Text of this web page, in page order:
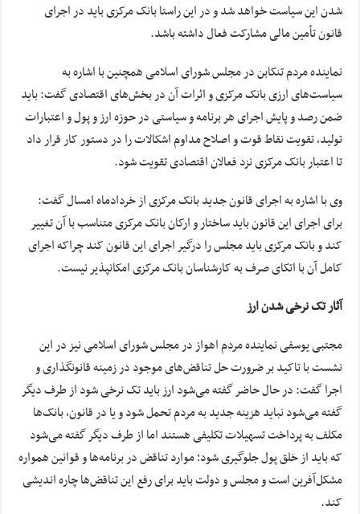
شدن این سیاست خواهد شد و در این راستا بانک مرکزی باید در اجرای
قانون تأمین مالی مشارکت فعال داشته باشد.
نماینده مردم تنکابن در مجلس شورای اسلامی همچنین با اشاره به
سیاست‌های ارزی بانک مرکزی و اثرات آن در بخش‌های اقتصادی گفت: باید
ضمن رصد و پایش اجرای هر برنامه و سیاستی در حوزه ارز و پول و اعتبارات
تولید، تقویت نقاط قوت و اصلاح مداوم اشکالات را در دستور کار قرار داد
تا اعتبار بانک مرکزی نزد فعالان اقتصادی تقویت شود.
وی با اشاره به اجرای قانون جدید بانک مرکزی از خردادماه امسال گفت:
برای اجرای این قانون باید ساختار و ارکان بانک مرکزی متناسب با آن تغییر
کند و بانک مرکزی باید مجلس را درگیر اجرای این قانون کند چراکه اجرای
کامل آن با اتکای صرف به کارشناسان بانک مرکزی امکانپذیر نیست.
آثار تک نرخی شدن ارز
مجتبی یوسفی نماینده مردم اهواز در مجلس شورای اسلامی نیز در این
نشست با تاکید بر ضرورت حل تناقض‌های موجود در زمینه قانونگذاری و
اجرا گفت: در حال حاضر گفته می‌شود ارز باید تک نرخی شود از طرف دیگر
گفته می‌شود نباید هزینه جدید به مردم تحمل شود و یا در قانون، بانک‌ها
مکلف به پرداخت تسهیلات تکلیفی هستند اما از طرف دیگر گفته می‌شود
که باید از خلق پول جلوگیری شود؛ موارد تناقض در برنامه‌ها و قوانین همواره
مشکل‌آفرین است و مجلس و دولت باید برای رفع این تناقض‌ها چاره اندیشی
کند.